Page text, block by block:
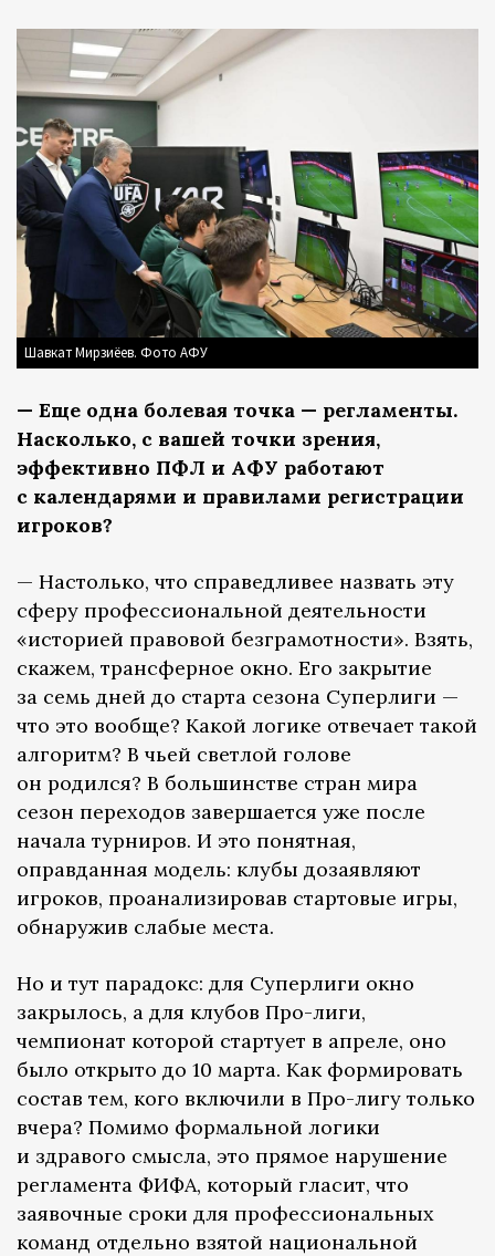
Шавкат Мирзиёев. Фото АФУ
— Еще одна болевая точка — регламенты.
Насколько, с вашей точки зрения,
эффективно ПФЛ и АФУ работают
с календарями и правилами регистрации
игроков?
— Настолько, что справедливее назвать эту
сферу профессиональной деятельности
«историей правовой безграмотности». Взять,
скажем, трансферное окно. Его закрытие
за семь дней до старта сезона Суперлиги —
что это вообще? Какой логике отвечает такой
алгоритм? В чьей светлой голове
он родился? В большинстве стран мира
сезон переходов завершается уже после
начала турниров. И это понятная,
оправданная модель: клубы дозаявляют
игроков, проанализировав стартовые игры,
обнаружив слабые места.
Но и тут парадокс: для Суперлиги окно
закрылось, а для клубов Про-лиги,
чемпионат которой стартует в апреле, оно
было открыто до 10 марта. Как формировать
состав тем, кого включили в Про-лигу только
вчера? Помимо формальной логики
и здравого смысла, это прямое нарушение
регламента ФИФА, который гласит, что
заявочные сроки для профессиональных
команд отдельно взятой национальной